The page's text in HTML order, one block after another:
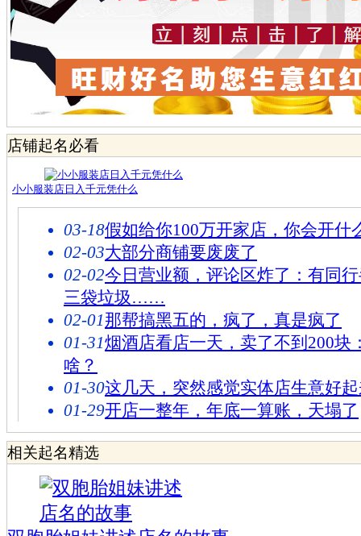
店铺起名必看
小小服装店日入千元凭什么
03-18假如给你100万开家店，你会开什
02-03大部分商铺要废废了
02-02今日营业额，评论区炸了：有同
三袋垃圾……
02-01那帮搞黑五的，疯了，真是疯了
01-31烟酒店看店一天，卖了不到200块
啥？
01-30这几天，突然感觉实体店生意好
01-29开店一整年，年底一算账，天塌了
相关起名精选